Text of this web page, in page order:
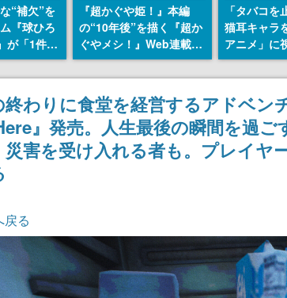
“補欠”を
『球ひろ
が「1件」
ストをも
対応し
『キング
発元やチ
選手から
『超かぐや姫！』本編
の“10年後”を描く『超か
ぐやメシ！』Web連載決
定。新たなWebマンガレ
ーベル「ビビビコミッ
ク」にて特別話が掲載ス
タート、あのお話には…
まだ続きがある！
「タバコ
猫耳キャラ
アニメ」に
から批判意
の使用と思
めて、BPO
す
終わりに食堂を経営するアドベン
』発売。人生最後の瞬間を過
災害を受け入れる者も。プレイヤ
戻る